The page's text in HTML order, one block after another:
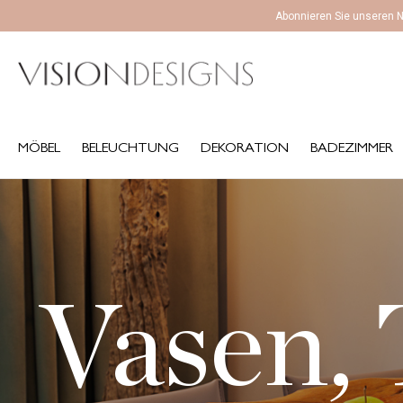
Abonnieren Sie unseren
MÖBEL BELEUCHTUNG DEKORATION BADEZIMMER
Vasen,